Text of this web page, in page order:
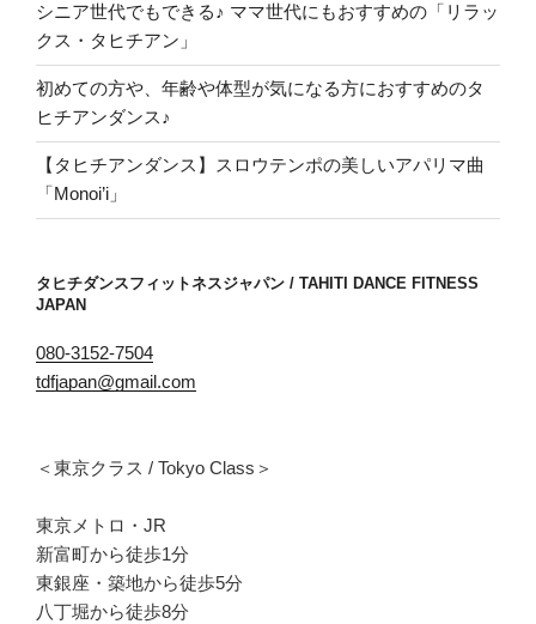
シニア世代でもできる♪ ママ世代にもおすすめの「リラッ
クス・タヒチアン」
初めての方や、年齢や体型が気になる方におすすめのタ
ヒチアンダンス♪
【タヒチアンダンス】スロウテンポの美しいアパリマ曲
「Monoi’i」
タヒチダンスフィットネスジャパン / TAHITI DANCE FITNESS
JAPAN
080-3152-7504
tdfjapan@gmail.com
＜東京クラス / Tokyo Class＞
東京メトロ・JR
新富町から徒歩1分
東銀座・築地から徒歩5分
八丁堀から徒歩8分